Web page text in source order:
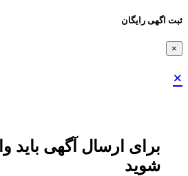
ثبت اگهی رایگان
×
×
برای ارسال آگهی باید
شوید